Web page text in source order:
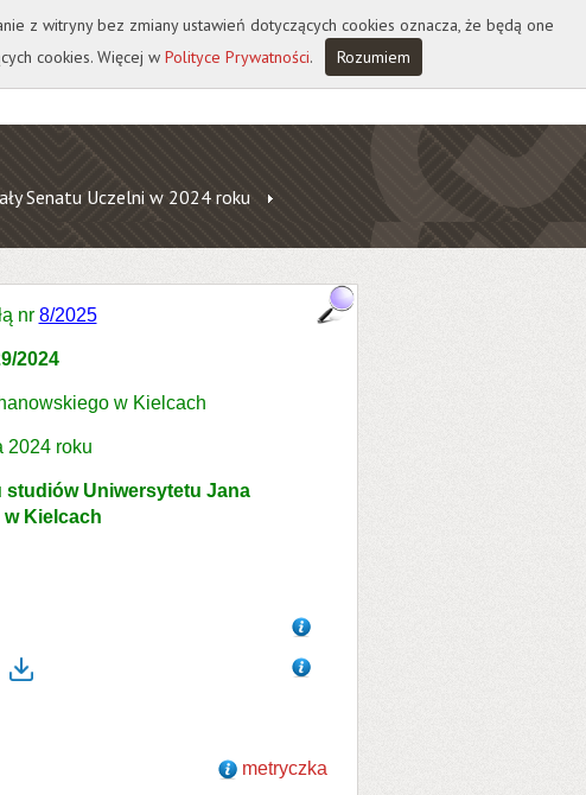
Senatu Uczelni w 2024 roku
nr 8/2025
2024
w Kielcach
2024 roku
studiów Uniwersytetu Jana
Kielcach
metryczka
z witryny bez zmiany ustawień dotyczących cookies oznacza, że będą one
cookies. Więcej w Polityce Prywatności. Rozumiem